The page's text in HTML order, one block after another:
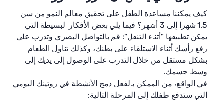
كيف يمكننا مساعدة الطفل على تحقيق معالم النمو من سن
1.5 شهرا إلى 3 أشهر؟ فيما يلي بعض الأفكار البسيطة التي
يمكن تطبيقها "أثناء التنقل": قم بالتواصل البصري وتدرب على
رفع رأسك أثناء الاستلقاء على بطنك، وكذلك تناول الطعام
بشكل مستقل من خلال التدرب على الوصول إلى يديك إلى
وسط جسمك.
في الواقع، من الممكن بالفعل دمج الأنشطة في روتينك اليومي
التي ستدفع طفلك إلى المرحلة التالية:
00:0
0
1:0